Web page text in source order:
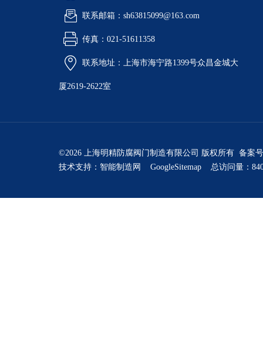
联系邮箱：sh63815099@163.com
传真：021-51611358
联系地址：上海市海宁路1399号众昌金城大
厦2619-2622室
©2026 上海明精防腐阀门制造有限公司 版权所有 备案
技术支持： 智能制造网 GoogleSitemap 总访问量：